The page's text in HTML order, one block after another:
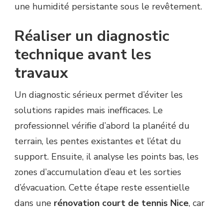
une humidité persistante sous le revêtement.
Réaliser un diagnostic
technique avant les
travaux
Un diagnostic sérieux permet d’éviter les
solutions rapides mais inefficaces. Le
professionnel vérifie d’abord la planéité du
terrain, les pentes existantes et l’état du
support. Ensuite, il analyse les points bas, les
zones d’accumulation d’eau et les sorties
d’évacuation. Cette étape reste essentielle
dans une rénovation court de tennis Nice, car